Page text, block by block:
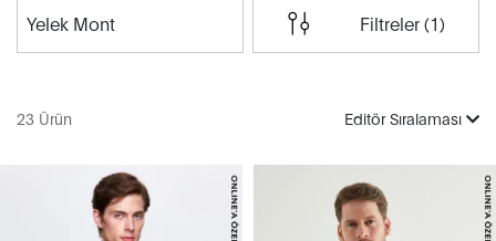
Yelek Mont Filtreler (1)
23 Ürün Editör Sıralaması